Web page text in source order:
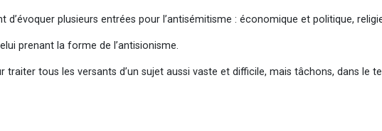
plusieurs entrées pour l’antisémitisme : économique et politique,
prenant la forme de l’antisionisme.
traiter tous les versants d’un sujet aussi vaste et difficile, mais tâchons, dans le